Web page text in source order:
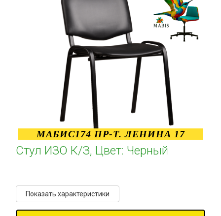
МАБИС174 ПР-Т. ЛЕНИНА 17
Стул ИЗО К/З, Цвет: Черный
Показать характеристики